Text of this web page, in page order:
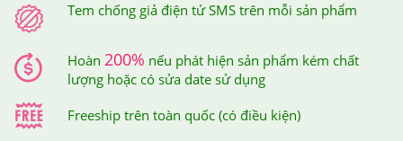
Tem chống giả điện tử SMS trên mỗi sản phẩm
Hoàn 200% nếu phát hiện sản phẩm kém chất
lượng hoặc có sửa date sử dụng
Freeship trên toàn quốc (có điều kiện)